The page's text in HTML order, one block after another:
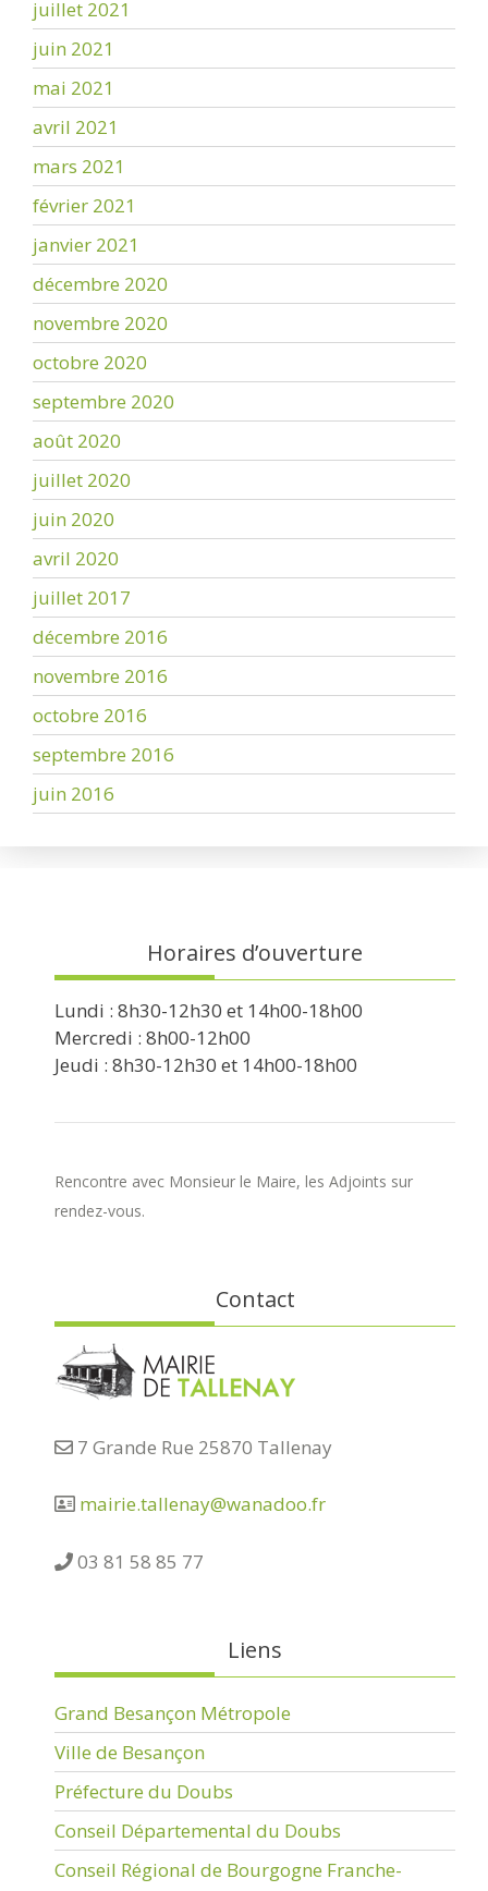
juillet 2021
juin 2021
mai 2021
avril 2021
mars 2021
février 2021
janvier 2021
décembre 2020
novembre 2020
octobre 2020
septembre 2020
août 2020
juillet 2020
juin 2020
avril 2020
juillet 2017
décembre 2016
novembre 2016
octobre 2016
septembre 2016
juin 2016
Horaires d’ouverture
Lundi : 8h30-12h30 et 14h00-18h00
Mercredi : 8h00-12h00
Jeudi : 8h30-12h30 et 14h00-18h00
Rencontre avec Monsieur le Maire, les Adjoints sur
rendez-vous.
Contact
7 Grande Rue 25870 Tallenay
mairie.tallenay@wanadoo.fr
03 81 58 85 77
Liens
Grand Besançon Métropole
Ville de Besançon
Préfecture du Doubs
Conseil Départemental du Doubs
Conseil Régional de Bourgogne Franche-